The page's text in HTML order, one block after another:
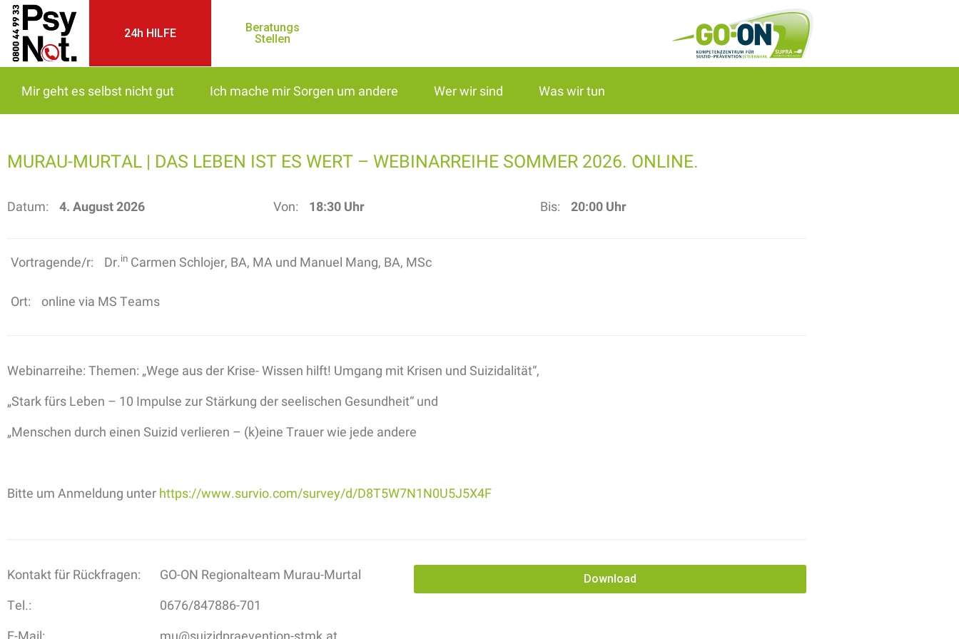
24h HILFE
Beratungs
Stellen
Mir geht es selbst nicht gut Ich mache mir Sorgen um andere Wer wir sind Was wir tun
MURAU-MURTAL | DAS LEBEN IST ES WERT – WEBINARREIHE SOMMER 2026. ONLINE.
Datum: 4. August 2026 Von: 18:30 Uhr Bis: 20:00 Uhr
Vortragende/r: Dr.in Carmen Schlojer, BA, MA und Manuel Mang, BA, MSc
Ort: online via MS Teams
Webinarreihe: Themen: „Wege aus der Krise- Wissen hilft! Umgang mit Krisen und Suizidalität“,
„Stark fürs Leben – 10 Impulse zur Stärkung der seelischen Gesundheit“ und
„Menschen durch einen Suizid verlieren – (k)eine Trauer wie jede andere
Bitte um Anmeldung unter https://www.survio.com/survey/d/D8T5W7N1N0U5J5X4F
Kontakt für Rückfragen:
GO-ON Regionalteam Murau-Murtal
Tel.:
0676/847886-701
E-Mail:
mu@suizidpraevention-stmk.at
Download